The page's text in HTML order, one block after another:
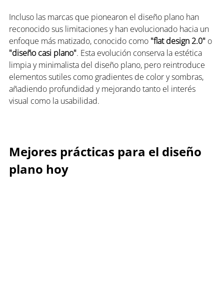
Incluso las marcas que pionearon el diseño plano han
reconocido sus limitaciones y han evolucionado hacia un
enfoque más matizado, conocido como "flat design 2.0" o
"diseño casi plano". Esta evolución conserva la estética
limpia y minimalista del diseño plano, pero reintroduce
elementos sutiles como gradientes de color y sombras,
añadiendo profundidad y mejorando tanto el interés
visual como la usabilidad.
Mejores prácticas para el diseño
plano hoy